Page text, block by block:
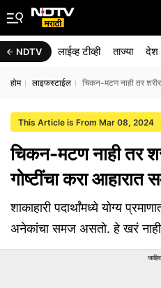
NDTV लाईव्ह टीव्ही ताज्या देश
होम लाइफस्टाईल चिकन-मटण नाही तर
This Article is From Mar 08, 2024
चिकन-मटण नाही तर
गोष्टींचा करा आहारात
शाकाहारी पदार्थांमध्ये योग्य
अनेकांचा समज असतो. हे खरं